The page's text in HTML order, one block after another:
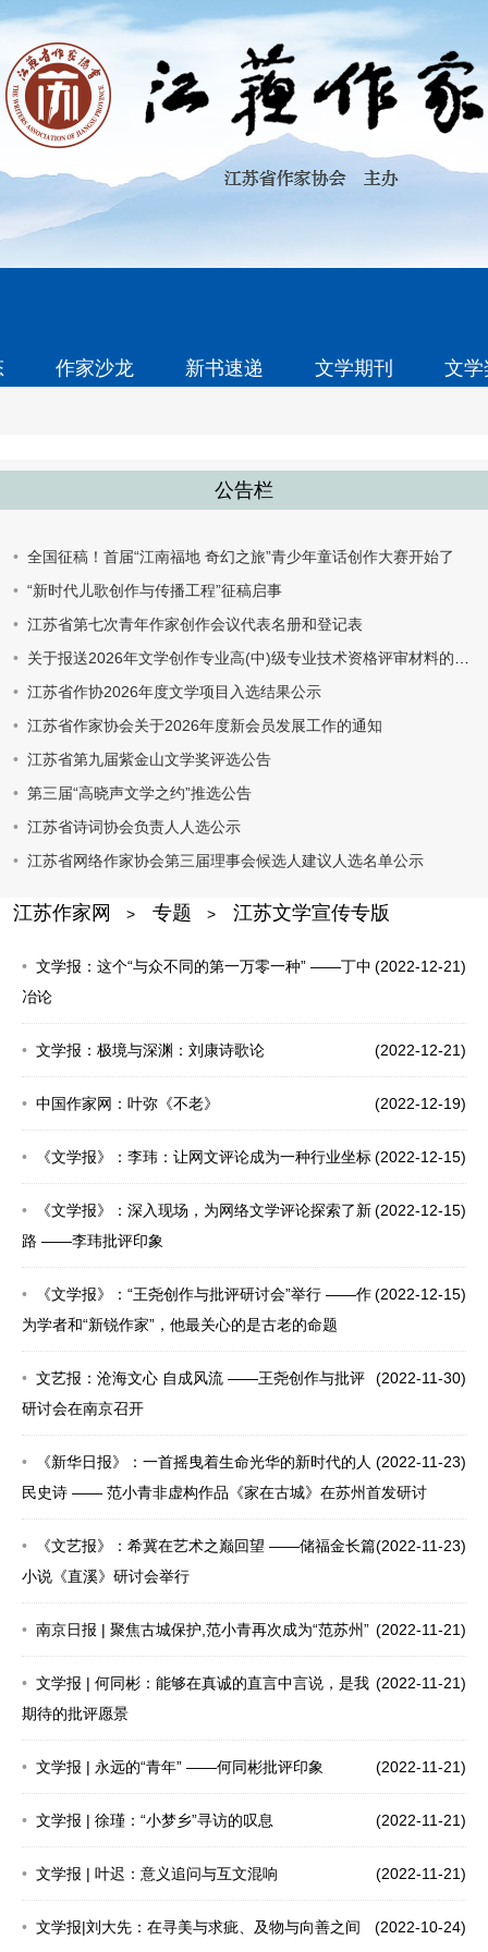
作家沙龙 新书速递 文学期刊 文
公告栏
全国征稿！首届“江南福地 奇幻之旅”青少年童话创作大赛开始了
“新时代儿歌创作与传播工程”征稿启事
江苏省第七次青年作家创作会议代表名册和登记表
关于报送2026年文学创作专业高(中)级专业技术资格评审材料的通知
江苏省作协2026年度文学项目入选结果公示
江苏省作家协会关于2026年度新会员发展工作的通知
江苏省第九届紫金山文学奖评选公告
第三届“高晓声文学之约”推选公告
江苏省诗词协会负责人人选公示
江苏省网络作家协会第三届理事会候选人建议人选名单公示
江苏作家网 > 专题 > 江苏文学宣传专版
(2022-12-21)
文学报：这个“与众不同的第一万零一种” ——丁中
冶论
(2022-12-21)
文学报：极境与深渊：刘康诗歌论
(2022-12-19)
中国作家网：叶弥《不老》
(2022-12-15)
《文学报》：李玮：让网文评论成为一种行业坐标
(2022-12-15)
《文学报》：深入现场，为网络文学评论探索了新
路 ——李玮批评印象
(2022-12-15)
《文学报》：“王尧创作与批评研讨会”举行 ——作
为学者和“新锐作家”，他最关心的是古老的命题
(2022-11-30)
文艺报：沧海文心 自成风流 ——王尧创作与批评
研讨会在南京召开
(2022-11-23)
《新华日报》：一首摇曳着生命光华的新时代的人
民史诗 —— 范小青非虚构作品《家在古城》在苏州首发研讨
(2022-11-23)
《文艺报》：希冀在艺术之巅回望 ——储福金长篇
小说《直溪》研讨会举行
(2022-11-21)
南京日报 | 聚焦古城保护,范小青再次成为“范苏州”
(2022-11-21)
文学报 | 何同彬：能够在真诚的直言中言说，是我
期待的批评愿景
(2022-11-21)
文学报 | 永远的“青年” ——何同彬批评印象
(2022-11-21)
文学报 | 徐瑾：“小梦乡”寻访的叹息
(2022-11-21)
文学报 | 叶迟：意义追问与互文混响
(2022-10-24)
文学报|刘大先：在寻美与求疵、及物与向善之间